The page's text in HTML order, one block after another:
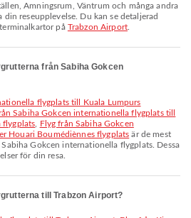
reseupplevelse. Du kan se detaljerad
på Trabzon Airport.
från Sabiha Gokcen
Sabiha Gokcen internationella flygplats till
flygplats
Flyg från Sabiha Gokcen
Houari Boumédiènnes flygplats är de mest
Gokcen internationella flygplats. Dessa
för din resa.
till Trabzon Airport?